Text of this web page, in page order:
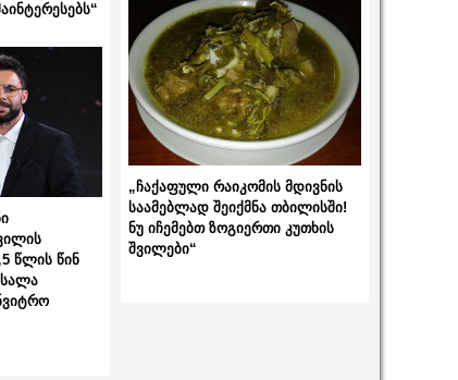
წლის წინ
„ჩაქაფული რაიკომის მდივნის
საამებლად შეიქმნა თბილისში!
ნუ იჩემებთ ზოგიერთი კუთხის
შვილები“